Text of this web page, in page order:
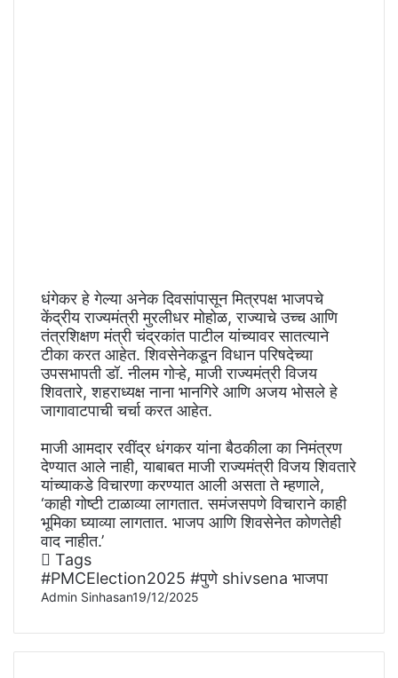
धंगेकर हे गेल्या अनेक दिवसांपासून मित्रपक्ष भाजपचे
केंद्रीय राज्यमंत्री मुरलीधर मोहोळ, राज्याचे उच्च आणि
तंत्रशिक्षण मंत्री चंद्रकांत पाटील यांच्यावर सातत्याने
टीका करत आहेत. शिवसेनेकडून विधान परिषदेच्या
उपसभापती डॉ. नीलम गोऱ्हे, माजी राज्यमंत्री विजय
शिवतारे, शहराध्यक्ष नाना भानगिरे आणि अजय भोसले हे
जागावाटपाची चर्चा करत आहेत.
माजी आमदार रवींद्र धंगकर यांना बैठकीला का निमंत्रण
देण्यात आले नाही, याबाबत माजी राज्यमंत्री विजय शिवतारे
यांच्याकडे विचारणा करण्यात आली असता ते म्हणाले,
‘काही गोष्टी टाळाव्या लागतात. समंजसपणे विचाराने काही
भूमिका घ्याव्या लागतात. भाजप आणि शिवसेनेत कोणतेही
वाद नाहीत.’
Tags
#PMCElection2025 #पुणे shivsena भाजपा
Admin Sinhasan19/12/2025